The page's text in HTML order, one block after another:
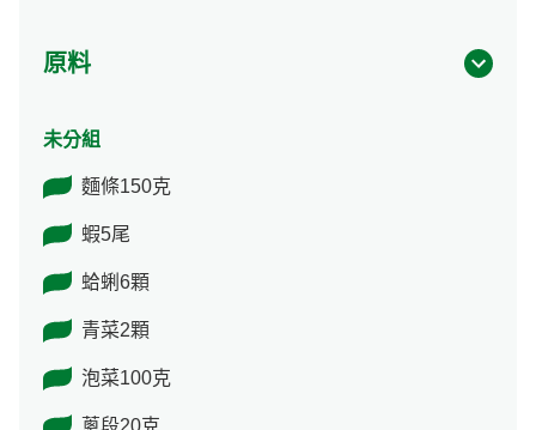
原料
未分組
麵條150克
蝦5尾
蛤蜊6顆
青菜2顆
泡菜100克